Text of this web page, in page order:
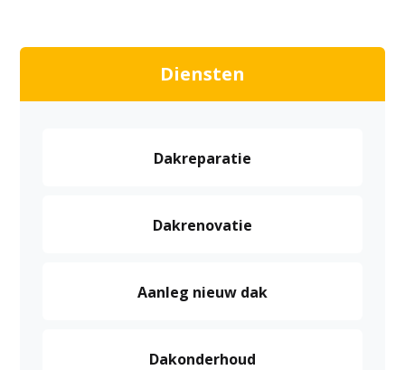
Diensten
Dakreparatie
Dakrenovatie
Aanleg nieuw dak
Dakonderhoud